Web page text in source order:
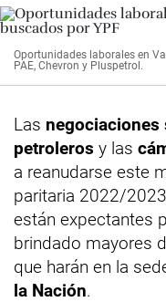
Oportunidades laborales en
PAE, Chevron y Pluspetrol.
Las negociaciones
petroleros y las
a reanudarse este
paritaria 2022/
están expectantes
brindado mayores
que harán en la
la Nación.